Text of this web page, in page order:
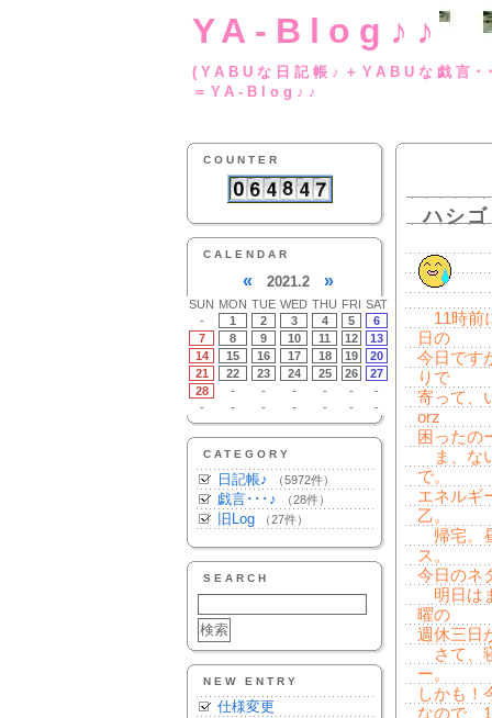
YA-Blog♪♪
(YABUな日記帳♪
＝YA-Blog♪♪
COUNTER
CALENDAR
« 2021.2 »
SUN MON TUE WED THU FRI SAT
-
1 2 3 4 5
6
7
8 9 10 11 12
13
14
15 16 17 18 19
20
21
22 23 24 25 26
27
28
- - - - -
-
-
- - - - - -
CATEGORY
日記帳♪ （5972件）
戯言･･･♪ （28件）
旧Log （27件）
SEARCH
NEW ENTRY
仕様変更
ハシゴ
11時前
日の
今日です
りで
寄って、
orz
困ったの
ま、な
で。
エネルギ
乙。
帰宅。
ス。
今日のネ
明日は
曜の
週休三日
さて、
ー。
しかも！
なので、